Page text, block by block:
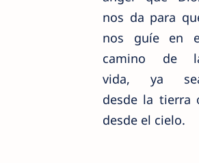
nos da para
nos guíe en
camino de
vida, ya
desde la tierra
desde el cielo.